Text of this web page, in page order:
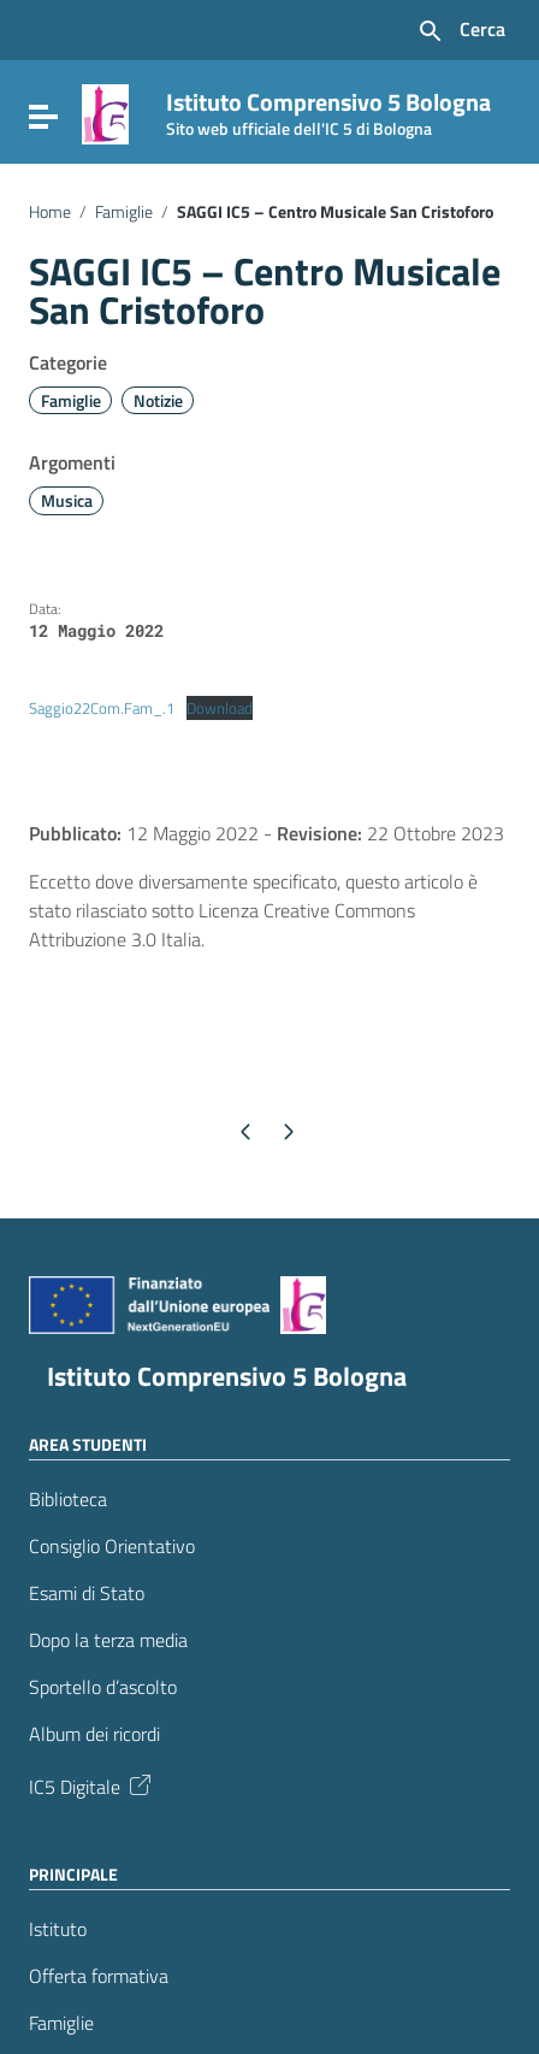
Vai al footer
Cerca
Attiva / disattiva la navigazione
Istituto Comprensivo 5 Bologna
Sito web ufficiale dell'IC 5 di Bologna
Home / Famiglie / SAGGI IC5 – Centro Musicale San Cristoforo
SAGGI IC5 – Centro Musicale
San Cristoforo
Categorie
Famiglie Notizie
Argomenti
Musica
Data:
12 Maggio 2022
Saggio22Com.Fam_.1 Download
Pubblicato: 12 Maggio 2022 - Revisione: 22 Ottobre 2023
Eccetto dove diversamente specificato, questo articolo è
stato rilasciato sotto Licenza Creative Commons
Attribuzione 3.0 Italia.
Pagina precedente
Pagina successiva
Istituto Comprensivo 5 Bologna
AREA STUDENTI
Biblioteca
Consiglio Orientativo
Esami di Stato
Dopo la terza media
Sportello d’ascolto
Album dei ricordi
IC5 Digitale
PRINCIPALE
Istituto
Offerta formativa
Famiglie